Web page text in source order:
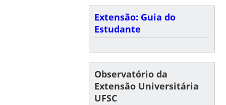
Extensão: Guia do
Estudante
Observatório da
Extensão Universitária
UFSC